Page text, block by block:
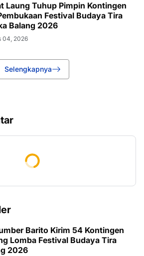
Laung Tuhup Pimpin Kontingen
Festival Budaya Tira
Balang 2026
04, 2026
Selengkapnya
Barito Kirim 54 Kontingen
Lomba Festival Budaya Tira
2026